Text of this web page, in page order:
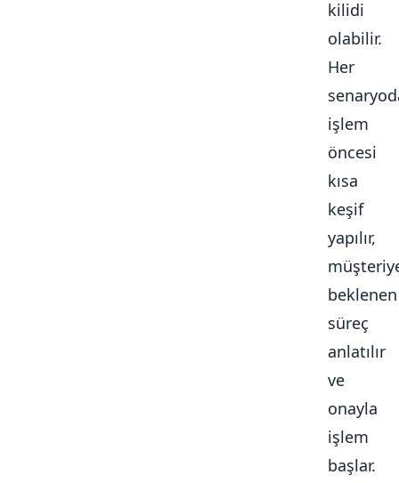
kilidi
olabilir.
Her
işlem
öncesi
kısa
keşif
yapılır,
beklenen
süreç
anlatılır
ve
onayla
işlem
başlar.